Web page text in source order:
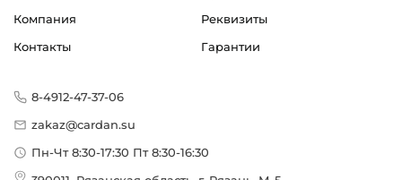
Компания
Реквизиты
Контакты
Гарантии
8-4912-47-37-06
zakaz@cardan.su
Пн-Чт 8:30-17:30 Пт 8:30-16:30